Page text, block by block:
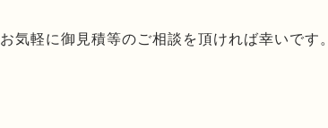
お気軽に御見積等のご相談を頂ければ幸いです。